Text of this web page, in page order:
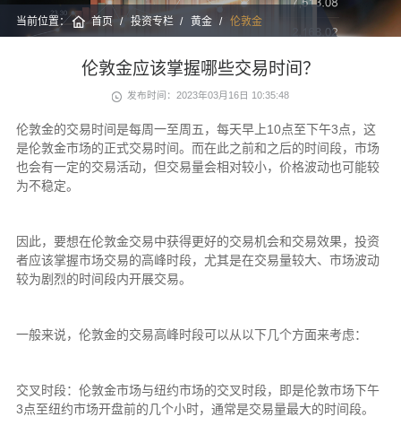
当前位置： 首页 投资专栏 黄金 伦敦金
伦敦金应该掌握哪些交易时间？
发布时间：2023年03月16日 10:35:48
伦敦金的交易时间是每周一至周五，每天早上10点至下午3点，这
是伦敦金市场的正式交易时间。而在此之前和之后的时间段，市场
也会有一定的交易活动，但交易量会相对较小，价格波动也可能较
为不稳定。
因此，要想在伦敦金交易中获得更好的交易机会和交易效果，投资
者应该掌握市场交易的高峰时段，尤其是在交易量较大、市场波动
较为剧烈的时间段内开展交易。
一般来说，伦敦金的交易高峰时段可以从以下几个方面来考虑：
交叉时段：伦敦金市场与纽约市场的交叉时段，即是伦敦市场下午
3点至纽约市场开盘前的几个小时，通常是交易量最大的时间段。